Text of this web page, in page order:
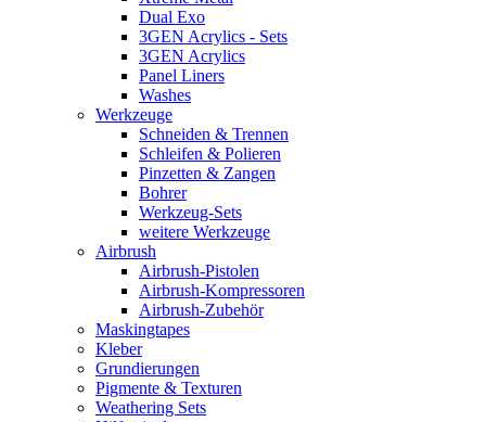
Dual Exo
3GEN Acrylics - Sets
3GEN Acrylics
Panel Liners
Washes
Werkzeuge
Schneiden & Trennen
Schleifen & Polieren
Pinzetten & Zangen
Bohrer
Werkzeug-Sets
weitere Werkzeuge
Airbrush
Airbrush-Pistolen
Airbrush-Kompressoren
Airbrush-Zubehör
Maskingtapes
Kleber
Grundierungen
Pigmente & Texturen
Weathering Sets